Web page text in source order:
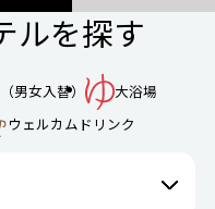
ルを探す
男女入替）
大浴場
ウェルカムドリンク